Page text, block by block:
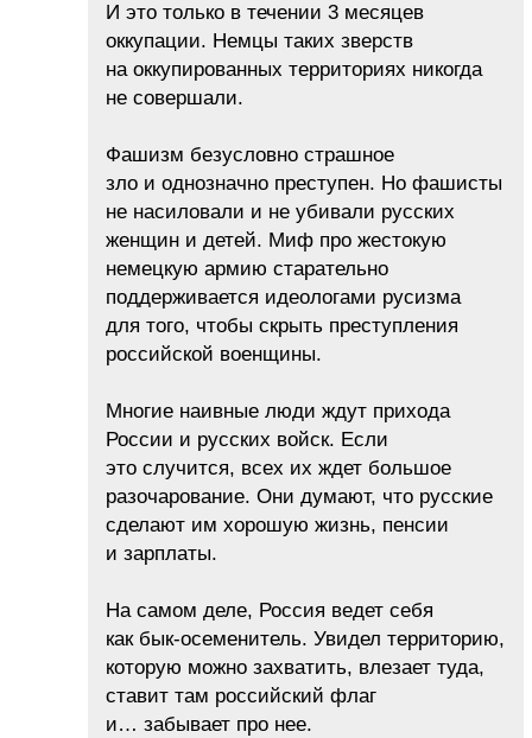
И это только в течении 3 месяцев
оккупации. Немцы таких зверств
на оккупированных территориях никогда
не совершали.
Фашизм безусловно страшное
зло и однозначно преступен. Но фашисты
не насиловали и не убивали русских
женщин и детей. Миф про жестокую
немецкую армию старательно
поддерживается идеологами русизма
для того, чтобы скрыть преступления
российской военщины.
Многие наивные люди ждут прихода
России и русских войск. Если
это случится, всех их ждет большое
разочарование. Они думают, что русские
сделают им хорошую жизнь, пенсии
и зарплаты.
На самом деле, Россия ведет себя
как бык-осеменитель. Увидел территорию,
которую можно захватить, влезает туда,
ставит там российский флаг
и… забывает про нее.